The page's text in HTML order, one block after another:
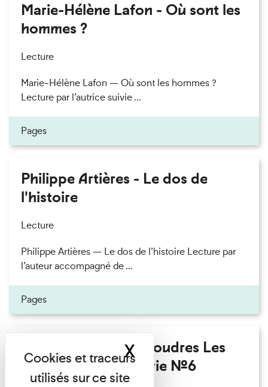
Marie-Hélène Lafon - Où sont les
hommes ?
Lecture
Marie-Hélène Lafon — Où sont les hommes ?
Lecture par l’autrice suivie ...
Pages
Philippe Artières - Le dos de
l'histoire
Lecture
Philippe Artières — Le dos de l’histoire Lecture par
l’auteur accompagné de ...
Pages
Fanny Taillandier - Foudres Les
Invités de l’Imprimerie n°6
XMasquer le